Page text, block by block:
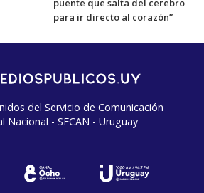
puente que salta del cerebro
para ir directo al corazón”
del Servicio de Comunicación
Nacional - SECAN - Uruguay